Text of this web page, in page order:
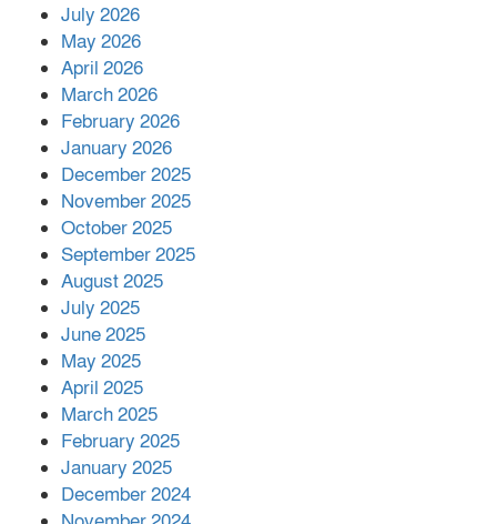
পর ফোন তারেক রহমানের,গ্যাস সঙ্কট
July 2026
May 2026
April 2026
March 2026
February 2026
January 2026
December 2025
November 2025
October 2025
September 2025
August 2025
July 2025
June 2025
May 2025
April 2025
March 2025
February 2025
January 2025
December 2024